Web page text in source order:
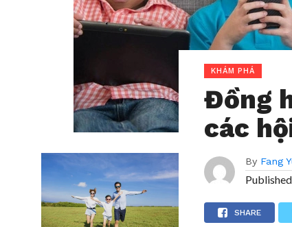
KHÁM PHÁ
Đồng
các
By Fang
SHARE